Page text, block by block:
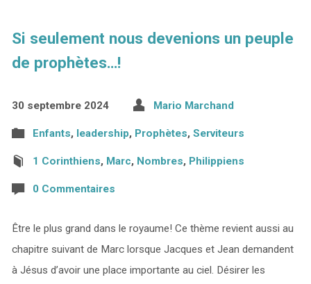
Si seulement nous devenions un peuple
de prophètes…!
30 septembre 2024 Mario Marchand
Enfants, leadership, Prophètes, Serviteurs
1 Corinthiens, Marc, Nombres, Philippiens
0 Commentaires
Être le plus grand dans le royaume! Ce thème revient aussi au
chapitre suivant de Marc lorsque Jacques et Jean demandent
à Jésus d’avoir une place importante au ciel. Désirer les